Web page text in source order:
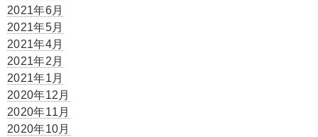
2021年6月
2021年5月
2021年4月
2021年2月
2021年1月
2020年12月
2020年11月
2020年10月